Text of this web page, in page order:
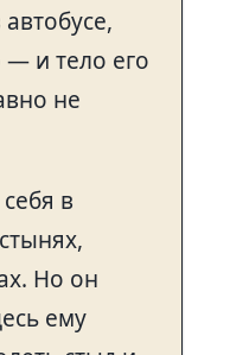
— и тело его
не
в
Но он
ему